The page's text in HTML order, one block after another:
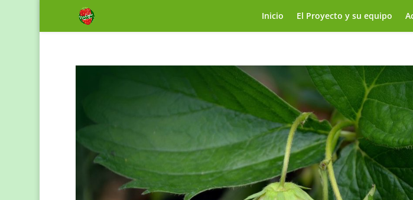
Inicio El Proyecto y su equipo